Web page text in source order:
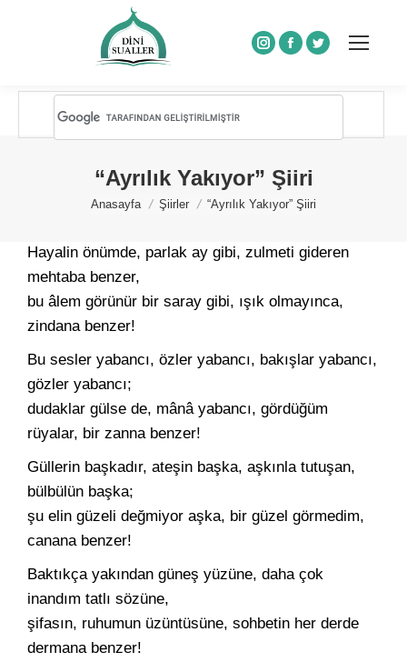
Instagram
Facebook
Twitter
“Ayrılık Yakıyor” Şiiri
You are here:
Anasayfa Şiirler “Ayrılık Yakıyor” Şiiri
Hayalin önümde, parlak ay gibi, zulmeti gideren
mehtaba benzer,
bu âlem görünür bir saray gibi, ışık olmayınca,
zindana benzer!
Bu sesler yabancı, özler yabancı, bakışlar yabancı,
gözler yabancı;
dudaklar gülse de, mânâ yabancı, gördüğüm
rüyalar, bir zanna benzer!
Güllerin başkadır, ateşin başka, aşkınla tutuşan,
bülbülün başka;
şu elin güzeli değmiyor aşka, bir güzel görmedim,
canana benzer!
Baktıkça yakından güneş yüzüne, daha çok
inandım tatlı sözüne,
şifasın, ruhumun üzüntüsüne, sohbetin her derde
dermana benzer!